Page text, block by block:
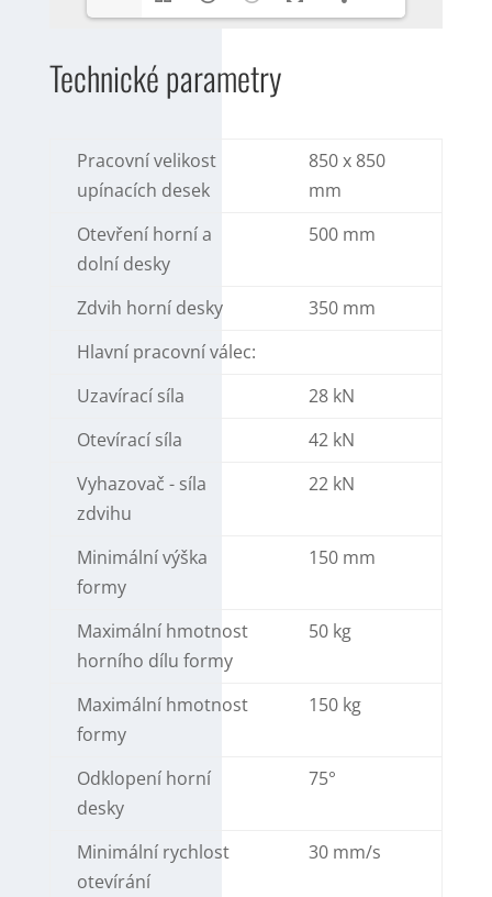
Technické parametry
Pracovní velikost
upínacích desek
850 x 850
mm
Otevření horní a
dolní desky
500 mm
Zdvih horní desky
350 mm
Hlavní pracovní válec:
Uzavírací síla
28 kN
Otevírací síla
42 kN
Vyhazovač - síla
zdvihu
22 kN
Minimální výška
formy
150 mm
Maximální hmotnost
horního dílu formy
50 kg
Maximální hmotnost
formy
150 kg
Odklopení horní
desky
75°
Minimální rychlost
otevírání
30 mm/s